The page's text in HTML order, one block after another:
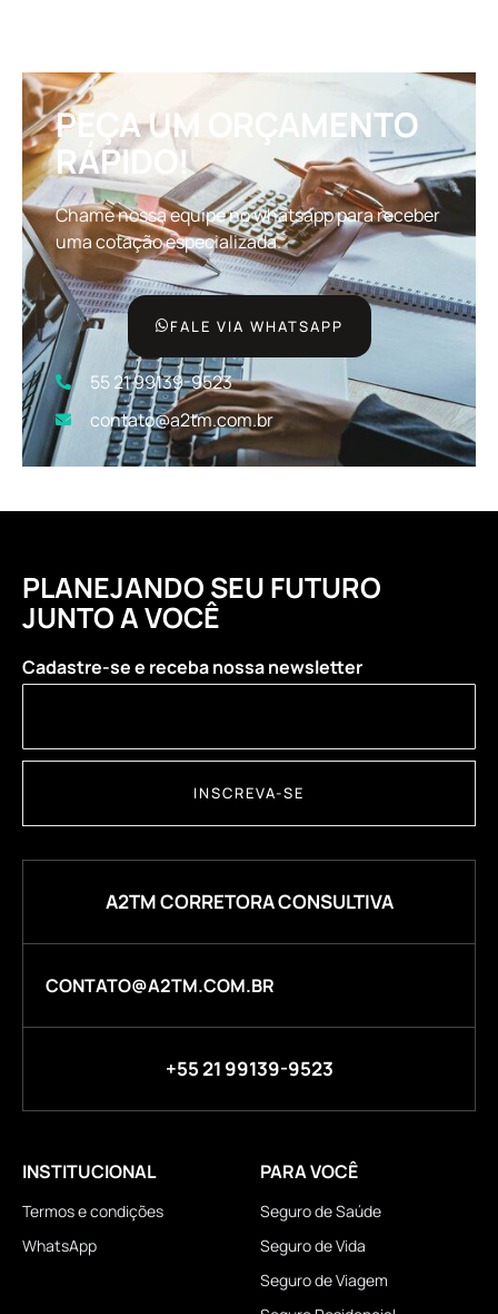
PEÇA UM ORÇAMENTO
RÁPIDO!
Chame nossa equipe no whatsapp para receber
uma cotação especializada.
FALE VIA WHATSAPP
55 21 99139-9523
contato@a2tm.com.br
PLANEJANDO SEU FUTURO
JUNTO A VOCÊ
Cadastre-se e receba nossa newsletter
INSCREVA-SE
A2TM CORRETORA CONSULTIVA
CONTATO@A2TM.COM.BR
+55 21 99139-9523
INSTITUCIONAL
Termos e condições
WhatsApp
PARA VOCÊ
Seguro de Saúde
Seguro de Vida
Seguro de Viagem